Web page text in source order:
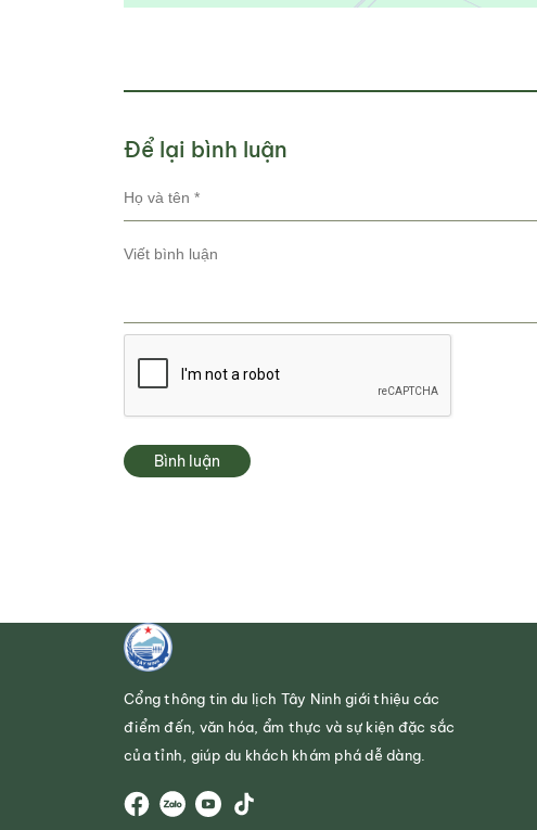
Để lại bình luận
Bình luận
Cổng thông tin du lịch Tây Ninh giới thiệu các
điểm đến, văn hóa, ẩm thực và sự kiện đặc sắc
của tỉnh, giúp du khách khám phá dễ dàng.